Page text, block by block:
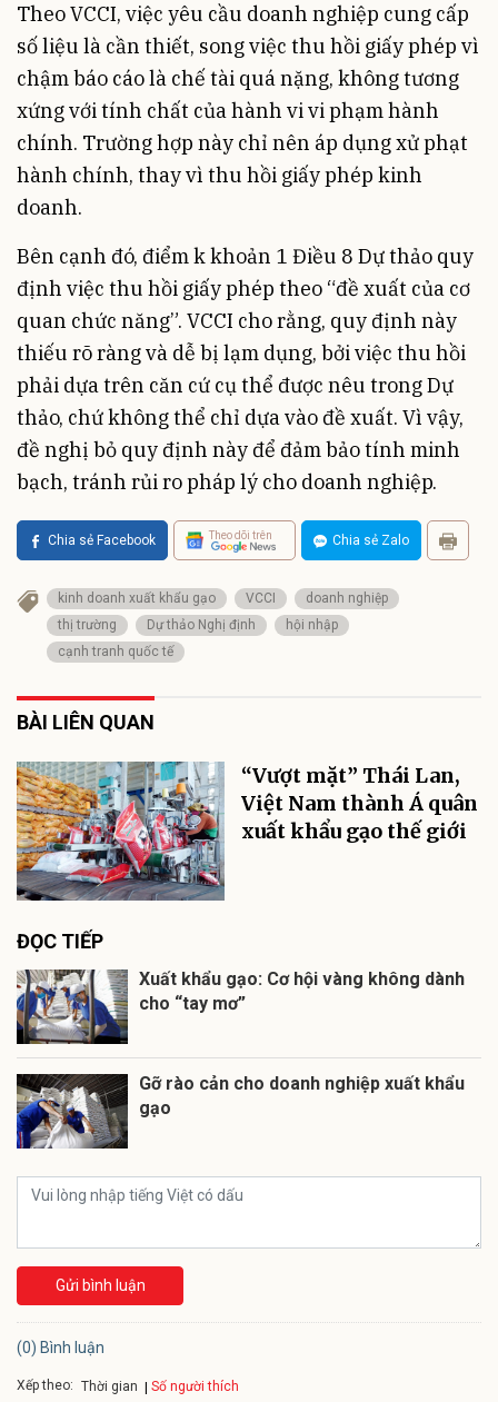
Theo VCCI, việc yêu cầu doanh nghiệp cung cấp
số liệu là cần thiết, song việc thu hồi giấy phép vì
chậm báo cáo là chế tài quá nặng, không tương
xứng với tính chất của hành vi vi phạm hành
chính. Trường hợp này chỉ nên áp dụng xử phạt
hành chính, thay vì thu hồi giấy phép kinh
doanh.
Bên cạnh đó, điểm k khoản 1 Điều 8 Dự thảo quy
định việc thu hồi giấy phép theo “đề xuất của cơ
quan chức năng”. VCCI cho rằng, quy định này
thiếu rõ ràng và dễ bị lạm dụng, bởi việc thu hồi
phải dựa trên căn cứ cụ thể được nêu trong Dự
thảo, chứ không thể chỉ dựa vào đề xuất. Vì vậy,
đề nghị bỏ quy định này để đảm bảo tính minh
bạch, tránh rủi ro pháp lý cho doanh nghiệp.
Chia sẻ Facebook Theo dõi trên Chia sẻ Zalo
kinh doanh xuất khẩu gạo VCCI
doanh nghiệp
thị trường
Dự thảo Nghị định
hội nhập
cạnh tranh quốc tế
BÀI LIÊN QUAN
“Vượt mặt” Thái Lan,
Việt Nam thành Á quân
xuất khẩu gạo thế giới
ĐỌC TIẾP
Xuất khẩu gạo: Cơ hội vàng không dành
cho “tay mơ”
Gỡ rào cản cho doanh nghiệp xuất khẩu
gạo
Gửi bình luận
(0) Bình luận
Xếp theo: Thời gian Số người thích